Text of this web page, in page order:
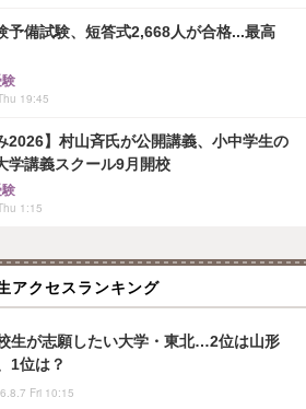
予備試験、短答式2,668人が合格...最高
19:45
2026】村山斉氏が公開講義、小中学生の
学講義スクール9月開校
1:15
アクセスランキング
生が志願したい大学・東北…2位は山形
1位は？
Fri 10:15